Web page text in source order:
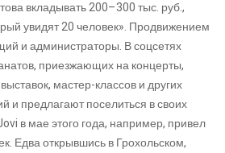
вкладывать 200–300 тыс. руб.,
увидят 20 человек». Продвижением
и администраторы. В соцсетях
приезжающих на концерты,
мастер-классов и других
и предлагают поселиться в своих
в мае этого года, например, привел
Едва открывшись в Грохольском,